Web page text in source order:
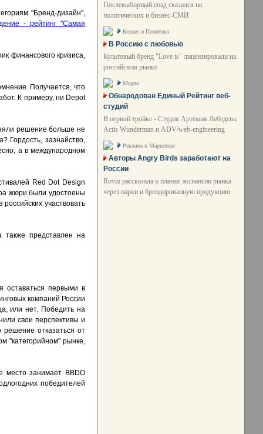
"Бренд-дизайн",
- рейтинг "Самая
финансового кризиса,
Получается, что
К примеру, ни Depot
решение больше не
Гордость, зазнайство,
а в международном
Red Dot Design
жюри были удостоены
участвовать
также представлен на
оставаться первыми в
компаний России
или нет. Победить на
свои перспективы и
отказаться от
"категорийном" рынке,
место занимает BBDO
победителей
Послевыборный спад сказался на
политических и бизнес-СМИ
Бизнес и Политика
В Россию с любовью
Культовый бренд "Love is" лицензировали на
российском рынке
Медиа
Обнародован Единый Рейтинг веб-
студий
В первой тройке - Студия Артемия Лебедева,
Actis Wunderman и ADV/web-engineering
Реклама и Маркетинг
Авторы Angry Birds заработают на
России
Rovio рассказала о планах экспансии рынка
через парки и брендированную продукцию